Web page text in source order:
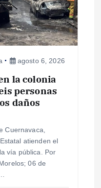
agosto 6, 2026
la colonia
personas
daños
Cuernavaca,
atienden el
vía pública. Por
06 de